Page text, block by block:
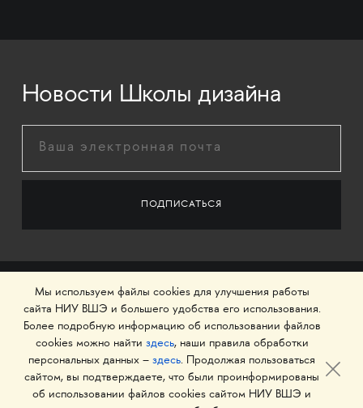
Новости Школы дизайна
© 1993–2026 Национальный исследовательский
Мы используем файлы cookies для улучшения работы
сайта НИУ ВШЭ и большего удобства его использования.
Более подробную информацию об использовании файлов
cookies можно найти здесь, наши правила обработки
персональных данных – здесь. Продолжая пользоваться
сайтом, вы подтверждаете, что были проинформированы
об использовании файлов cookies сайтом НИУ ВШЭ и